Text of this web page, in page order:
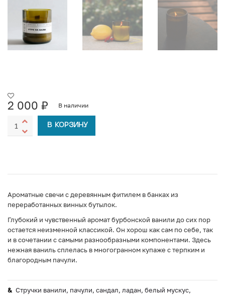
2 000 ₽ В наличии
В КОРЗИНУ
Ароматные свечи с деревянным фитилем в банках из
переработанных винных бутылок.
Глубокий и чувственный аромат бурбонской ванили до сих пор
остается неизменной классикой. Он хорош как сам по себе, так
и в сочетании с самыми разнообразными компонентами. Здесь
нежная ваниль сплелась в многогранном купаже с терпким и
благородным пачули.
Стручки ванили, пачули, сандал, ладан, белый мускус,